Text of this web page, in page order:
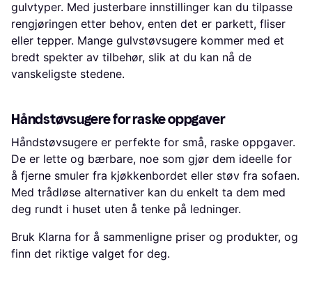
gulvtyper. Med justerbare innstillinger kan du tilpasse
rengjøringen etter behov, enten det er parkett, fliser
eller tepper. Mange gulvstøvsugere kommer med et
bredt spekter av tilbehør, slik at du kan nå de
vanskeligste stedene.
Håndstøvsugere for raske oppgaver
Håndstøvsugere er perfekte for små, raske oppgaver.
De er lette og bærbare, noe som gjør dem ideelle for
å fjerne smuler fra kjøkkenbordet eller støv fra sofaen.
Med trådløse alternativer kan du enkelt ta dem med
deg rundt i huset uten å tenke på ledninger.
Bruk Klarna for å sammenligne priser og produkter, og
finn det riktige valget for deg.